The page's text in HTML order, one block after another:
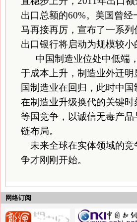
出口总额的60%。美国曾
马再接再厉，宣布了一系
出口银行将启动为规模较
中国制造业位处中低端
于成本上升，制造业外迁
国制造业在回归，此时中
在制造业升级换代的关键
等国竞争，以诚信无毒产
链布局。
未来全球在实体领域的竞
争才刚刚开始。
网络订阅